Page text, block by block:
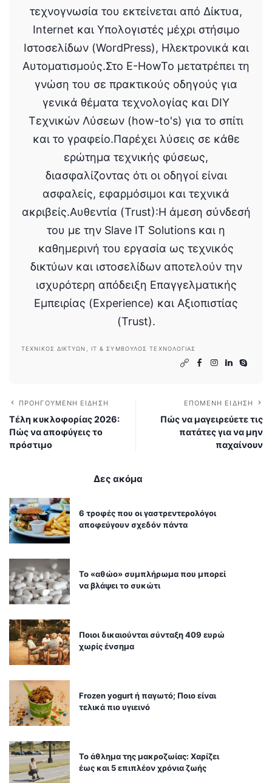
τεχνογνωσία του εκτείνεται από Δίκτυα,
Internet και Υπολογιστές μέχρι στήσιμο
Ιστοσελίδων (WordPress), Ηλεκτρονικά και
Αυτοματισμούς.Στο E-HowTo μετατρέπει τη
γνώση του σε πρακτικούς οδηγούς για
γενικά θέματα τεχνολογίας και DIY
Τεχνικών Λύσεων (how-to's) για το σπίτι
και το γραφείο.Παρέχει λύσεις σε κάθε
ερώτημα τεχνικής φύσεως,
διασφαλίζοντας ότι οι οδηγοί είναι
ασφαλείς, εφαρμόσιμοι και τεχνικά
ακριβείς.Αυθεντία (Trust):Η άμεση σύνδεσή
του με την Slave IT Solutions και η
καθημερινή του εργασία ως τεχνικός
δικτύων και ιστοσελίδων αποτελούν την
ισχυρότερη απόδειξη Επαγγελματικής
Εμπειρίας (Experience) και Αξιοπιστίας
(Trust).
ΤΕΧΝΙΚΌΣ ΔΙΚΤΎΩΝ, IT & ΣΎΜΒΟΥΛΟΣ ΤΕΧΝΟΛΟΓΊΑΣ
ΠΡΟΗΓΟΎΜΕΝΗ ΕΊΔΗΣΗ
Τέλη κυκλοφορίας 2026:
Πώς να αποφύγεις το
πρόστιμο
ΕΠΌΜΕΝΗ ΕΊΔΗΣΗ
Πώς να μαγειρεύετε τις
πατάτες για να μην
παχαίνουν
Δες ακόμα
6 τροφές που οι γαστρεντερολόγοι
αποφεύγουν σχεδόν πάντα
Το «αθώο» συμπλήρωμα που μπορεί
να βλάψει το συκώτι
Ποιοι δικαιούνται σύνταξη 409 ευρώ
χωρίς ένσημα
Frozen yogurt ή παγωτό; Ποιο είναι
τελικά πιο υγιεινό
Το άθλημα της μακροζωίας: Χαρίζει
έως και 5 επιπλέον χρόνια ζωής